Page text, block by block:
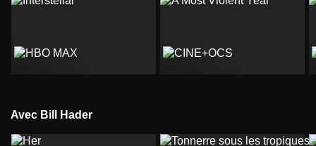
Avec Bill Hader